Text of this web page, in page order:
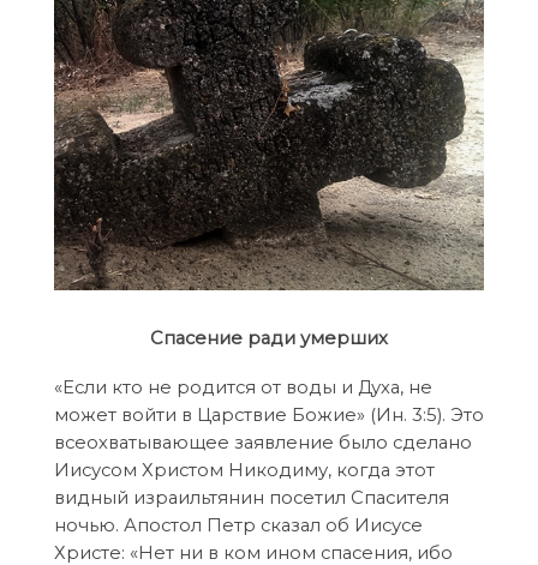
Спасение ради умерших
«Если кто не родится от воды и Духа, не
может войти в Царствие Божие» (Ин. 3:5). Это
всеохватывающее заявление было сделано
Иисусом Христом Никодиму, когда этот
видный израильтянин посетил Спасителя
ночью. Апостол Петр сказал об Иисусе
Христе: «Нет ни в ком ином спасения, ибо